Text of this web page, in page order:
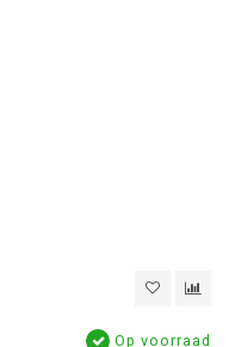
Op voorraad